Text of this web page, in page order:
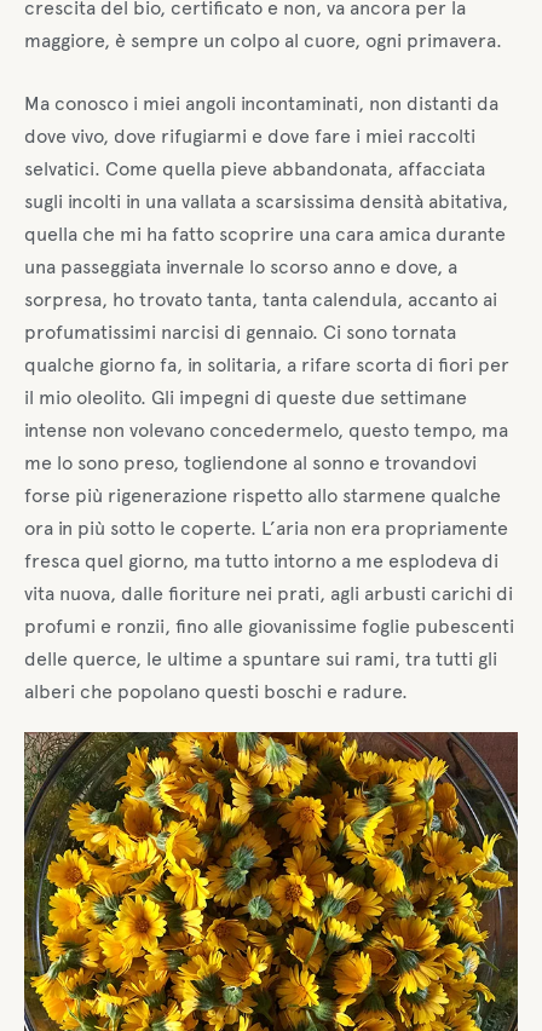
crescita del bio, certificato e non, va ancora per la
maggiore, è sempre un colpo al cuore, ogni primavera.
Ma conosco i miei angoli incontaminati, non distanti da
dove vivo, dove rifugiarmi e dove fare i miei raccolti
selvatici. Come quella pieve abbandonata, affacciata
sugli incolti in una vallata a scarsissima densità abitativa,
quella che mi ha fatto scoprire una cara amica durante
una passeggiata invernale lo scorso anno e dove, a
sorpresa, ho trovato tanta, tanta calendula, accanto ai
profumatissimi narcisi di gennaio. Ci sono tornata
qualche giorno fa, in solitaria, a rifare scorta di fiori per
il mio oleolito. Gli impegni di queste due settimane
intense non volevano concedermelo, questo tempo, ma
me lo sono preso, togliendone al sonno e trovandovi
forse più rigenerazione rispetto allo starmene qualche
ora in più sotto le coperte. L’aria non era propriamente
fresca quel giorno, ma tutto intorno a me esplodeva di
vita nuova, dalle fioriture nei prati, agli arbusti carichi di
profumi e ronzii, fino alle giovanissime foglie pubescenti
delle querce, le ultime a spuntare sui rami, tra tutti gli
alberi che popolano questi boschi e radure.